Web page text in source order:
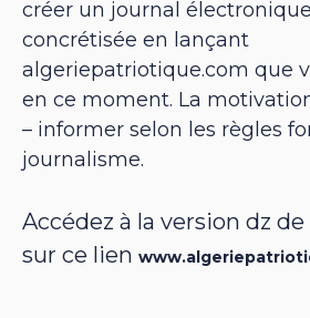
créer un journal
concrétisée en lançant
algeriepatriotique.com que
en ce moment. La
– informer selon les règles
journalisme.
Accédez à la version dz
sur ce lien